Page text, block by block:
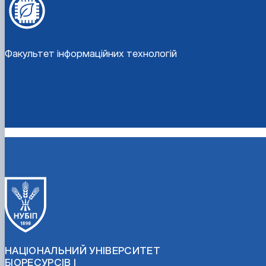
Факультет інформаційних технологій
НАЦІОНАЛЬНИЙ УНІВЕРСИТЕТ
БІОРЕСУРСІВ І